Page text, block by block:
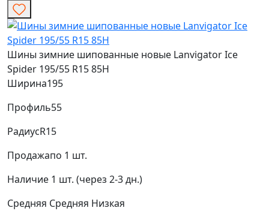
Шины зимние шипованные новые Lanvigator Ice
Spider 195/55 R15 85H
Ширина195
Профиль55
РадиусR15
Продажапо 1 шт.
Наличие 1 шт. (через 2-3 дн.)
Средняя Средняя Низкая